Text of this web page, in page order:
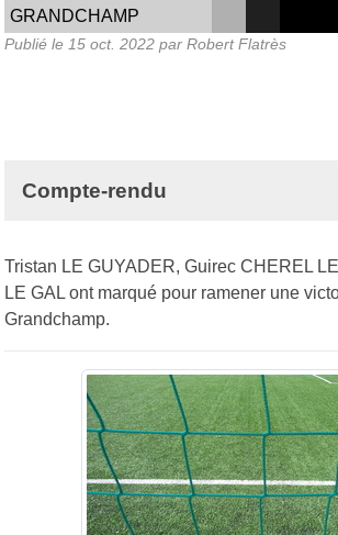
GRANDCHAMP
Publié le 15 oct. 2022 par Robert Flatrès
Compte-rendu
Tristan LE GUYADER, Guirec CHEREL
LE GAL ont marqué pour ramener une
Grandchamp.